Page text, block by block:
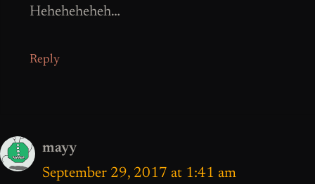
Heheheheheh…
Reply
mayy
September 29, 2017 at 1:41 am